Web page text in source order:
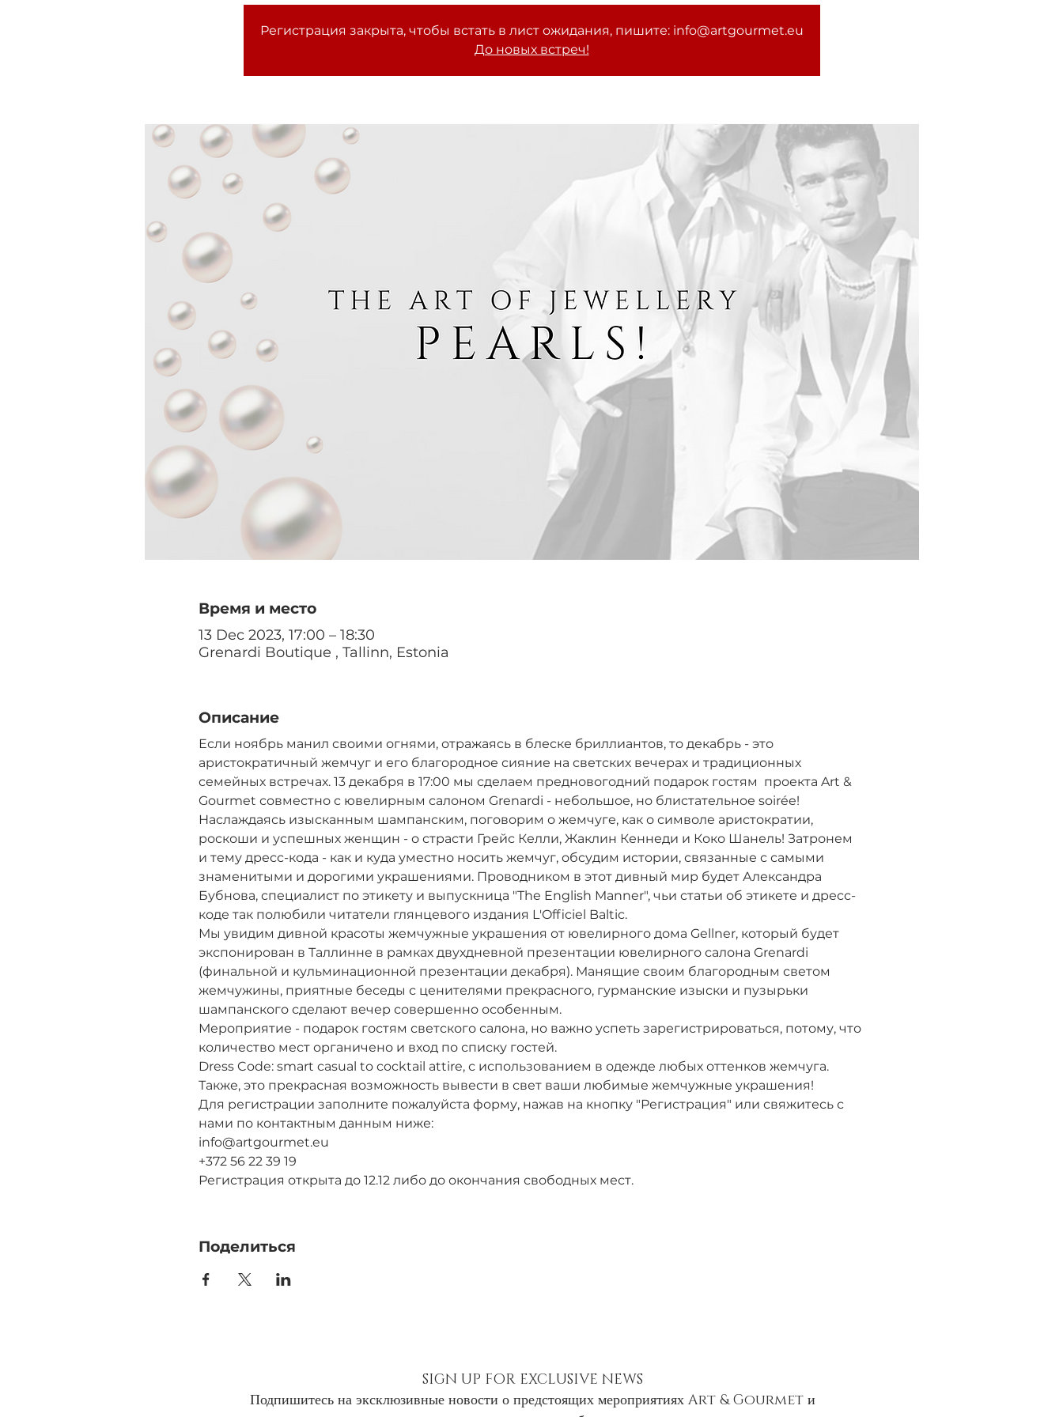
Регистрация закрыта, чтобы встать в лист ожидания, пишите: info@artgourmet.eu
До новых встреч!
Время и место
13 Dec 2023, 17:00 – 18:30
Grenardi Boutique , Tallinn, Estonia
Описание
Если ноябрь манил своими огнями, отражаясь в блеске бриллиантов, то декабрь - это
аристократичный жемчуг и его благородное сияние на светских вечерах и традиционных
семейных встречах. 13 декабря в 17:00 мы сделаем предновогодний подарок гостям  проекта Art &
Gourmet совместно с ювелирным салоном Grenardi - небольшое, но блистательное soirée!
Наслаждаясь изысканным шампанским, поговорим о жемчуге, как о символе аристократии,
роскоши и успешных женщин - о страсти Грейс Келли, Жаклин Кеннеди и Коко Шанель! Затронем
и тему дресс-кода - как и куда уместно носить жемчуг, обсудим истории, связанные с самыми
знаменитыми и дорогими украшениями. Проводником в этот дивный мир будет Александра
Бубнова, специалист по этикету и выпускница "The English Manner", чьи статьи об этикете и дресс-
коде так полюбили читатели глянцевого издания L'Officiel Baltic.
Мы увидим дивной красоты жемчужные украшения от ювелирного дома Gellner, который будет
экспонирован в Таллинне в рамках двухдневной презентации ювелирного салона Grenardi
(финальной и кульминационной презентации декабря). Манящие своим благородным светом
жемчужины, приятные беседы с ценителями прекрасного, гурманские изыски и пузырьки
шампанского сделают вечер совершенно особенным.
Мероприятие - подарок гостям светского салона, но важно успеть зарегистрироваться, потому, что
количество мест органичено и вход по списку гостей.
Dress Code: smart casual to cocktail attire, с использованием в одежде любых оттенков жемчуга.
Также, это прекрасная возможность вывести в свет ваши любимые жемчужные украшения!
Для регистрации заполните пожалуйста форму, нажав на кнопку "Регистрация" или свяжитесь с
нами по контактным данным ниже:
info@artgourmet.eu
+372 56 22 39 19
Регистрация открыта до 12.12 либо до окончания свободных мест.
Поделиться
SIGN UP FOR EXCLUSIVE NEWS
Подпишитесь на эксклюзивные новости о предстоящих мероприятиях Art & Gourmet и